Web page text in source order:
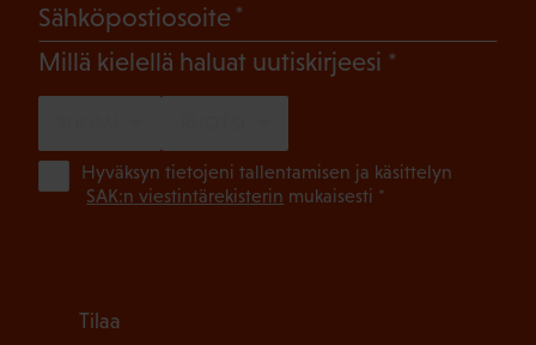
Sähköpostiosoite
Millä kielellä haluat uutiskirjeesi (Pakollinen)
Hyväksyn tietojeni tallentamisen ja käsittelyn
SAK:n viestintärekisterin mukaisesti *
Tilaa